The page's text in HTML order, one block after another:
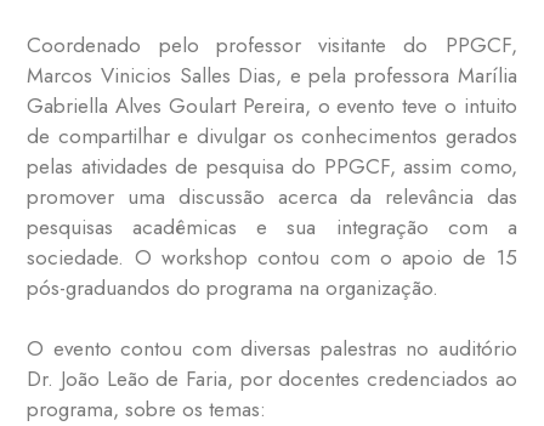
Coordenado pelo professor visitante do PPGCF,
Marcos Vinicios Salles Dias, e pela professora Marília
Gabriella Alves Goulart Pereira, o evento teve o intuito
de compartilhar e divulgar os conhecimentos gerados
pelas atividades de pesquisa do PPGCF, assim como,
promover uma discussão acerca da relevância das
pesquisas acadêmicas e sua integração com a
sociedade. O workshop contou com o apoio de 15
pós-graduandos do programa na organização.
O evento contou com diversas palestras no auditório
Dr. João Leão de Faria, por docentes credenciados ao
programa, sobre os temas: